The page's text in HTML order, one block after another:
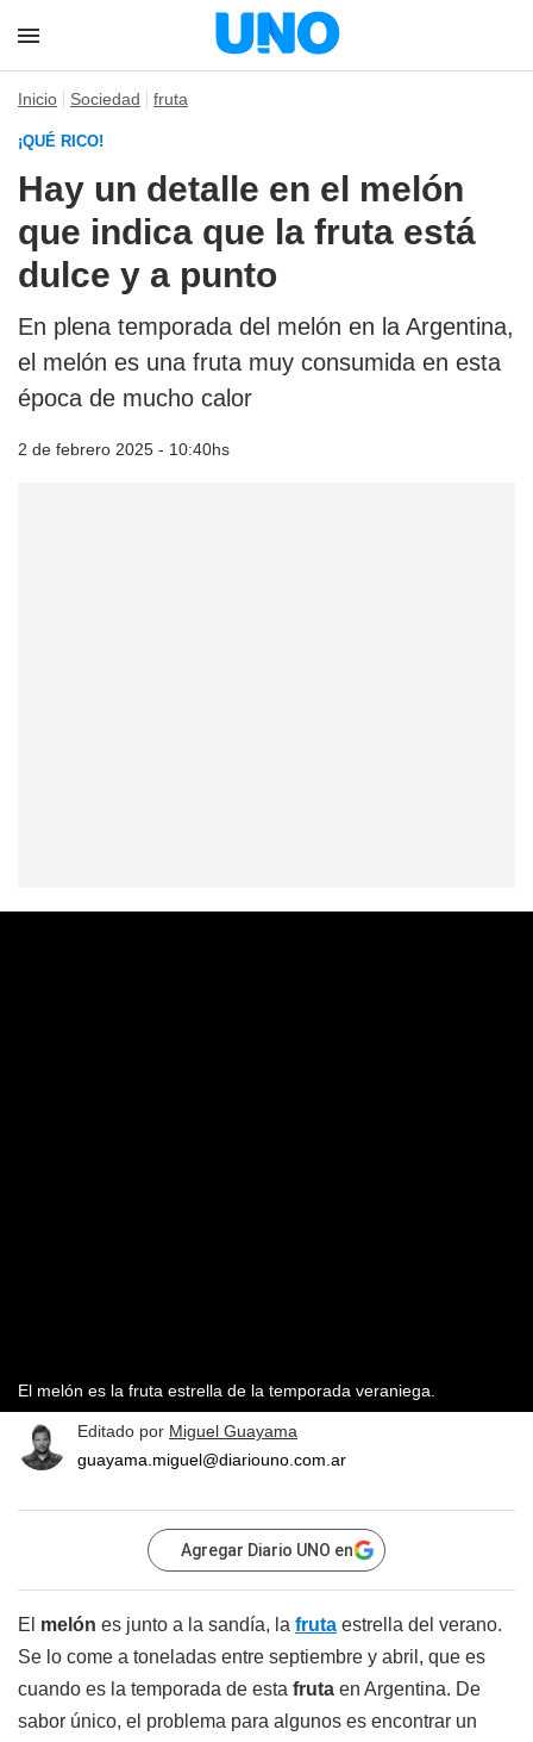
Inicio Sociedad fruta
¡QUÉ RICO!
Hay un detalle en el melón
que indica que la fruta está
dulce y a punto
En plena temporada del melón en la Argentina,
el melón es una fruta muy consumida en esta
época de mucho calor
2 de febrero 2025 - 10:40hs
El melón es la fruta estrella de la temporada veraniega.
Editado por Miguel Guayama
guayama.miguel@diariouno.com.ar
Agregar Diario UNO en
El melón es junto a la sandía, la fruta estrella del verano.
Se lo come a toneladas entre septiembre y abril, que es
cuando es la temporada de esta fruta en Argentina. De
sabor único, el problema para algunos es encontrar un